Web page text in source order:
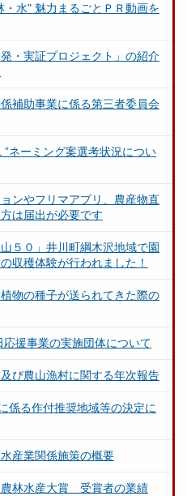
水" 魅力まるごとＰＲ動画を
・実証プロジェクト」の紹介
補助事業に係る第三者委員会
”ネーミング案選考状況につい
ンやフリマアプリ、農産物直
は届出が必要です
５０」井川町綱木沢地域で園
収穫体験が行われました！
物の種子が送られてきた際の
援事業の実施団体について
び農山漁村に関する年次報告
係る作付推奨地域等の決定に
産業関係施策の概要
林水産大賞 受賞者の業績